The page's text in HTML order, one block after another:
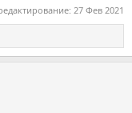
27 Фев 2021